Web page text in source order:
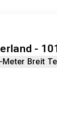
-
Meter Breit